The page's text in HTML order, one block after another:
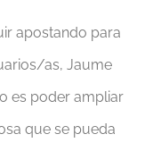
apostando para
as, Jaume
es poder ampliar
que se pueda